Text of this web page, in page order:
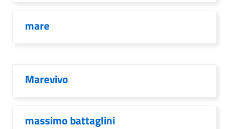
mare
Marevivo
massimo battaglini